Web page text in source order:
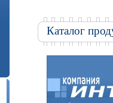
Каталог